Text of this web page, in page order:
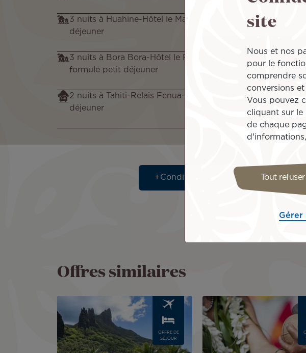
3 nuits à Huahine-Hôtel le Mahana-Bungalow Jardin-
déjeuner
3 nuits à Bora Bora-Hôtel le Royal Bora Bora-chambre
formule petit déjeuner
2 nuits à Tahiti-Relais Fenua-chambre standard-formule
déjeuner
Conditions particulières
Offres similaires
OFFRE DE
SÉJOUR
Image
site
Nous et nos
pour le
comprendre
conversions
Vous pouvez
cliquant sur le
de chaque
Tout refuser
Gérer